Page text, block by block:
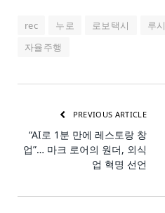
rec 누로 로보택시 루
자율주행
PREVIOUS ARTICLE
“AI로 1분 만에 레스토랑 창
업”… 마크 로어의 원더, 외식
업 혁명 선언